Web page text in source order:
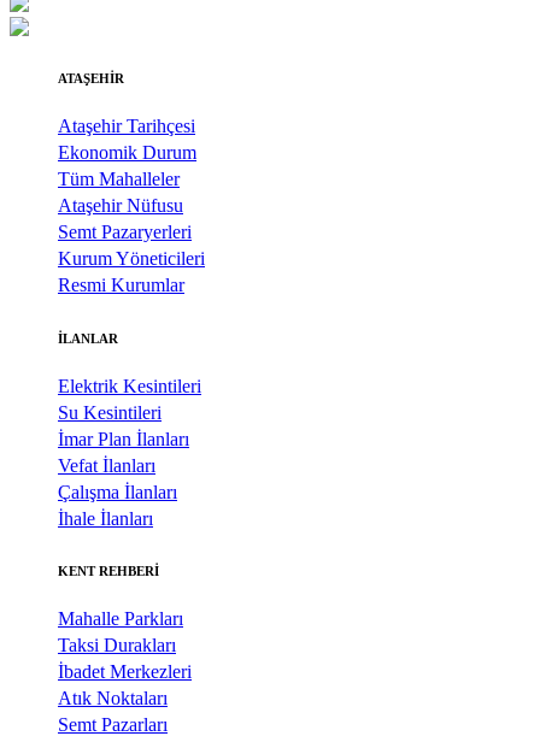
ATAŞEHİR
Ataşehir Tarihçesi
Ekonomik Durum
Tüm Mahalleler
Ataşehir Nüfusu
Semt Pazaryerleri
Kurum Yöneticileri
Resmi Kurumlar
İLANLAR
Elektrik Kesintileri
Su Kesintileri
İmar Plan İlanları
Vefat İlanları
Çalışma İlanları
İhale İlanları
KENT REHBERİ
Mahalle Parkları
Taksi Durakları
İbadet Merkezleri
Atık Noktaları
Semt Pazarları